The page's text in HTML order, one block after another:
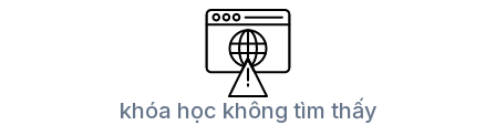
khóa học không tìm thấy